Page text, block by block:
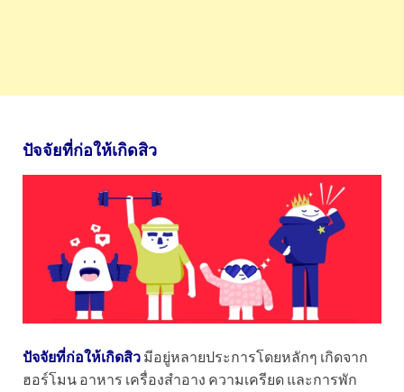
ปัจจัยที่ก่อให้เกิดสิว
ปัจจัยที่ก่อให้เกิดสิว มีอยู่หลายประการโดยหลักๆ เกิดจาก
ฮอร์โมน อาหาร เครื่องสำอาง ความเครียด และการพัก